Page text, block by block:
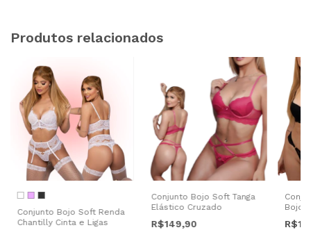
Produtos relacionados
Conjunto Bojo Soft Renda
Chantilly Cinta e Ligas
Conjunto Bojo Soft Tanga
Elástico Cruzado
R$149,90
Bojo